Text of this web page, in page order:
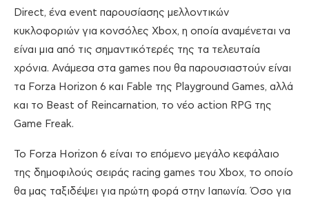
Direct, ένα event παρουσίασης μελλοντικών
κυκλοφοριών για κονσόλες Xbox, η οποία αναμένεται να
είναι μια από τις σημαντικότερές της τα τελευταία
χρόνια. Ανάμεσα στα games που θα παρουσιαστούν είναι
τα Forza Horizon 6 και Fable της Playground Games, αλλά
και το Beast of Reincarnation, το νέο action RPG της
Game Freak.
Το Forza Horizon 6 είναι το επόμενο μεγάλο κεφάλαιο
της δημοφιλούς σειράς racing games του Xbox, το οποίο
θα μας ταξιδέψει για πρώτη φορά στην Ιαπωνία. Όσο για